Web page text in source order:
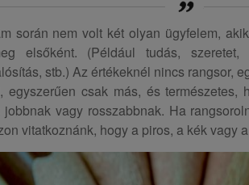
során nem volt két olyan ügyfelem,
elsőként. (Például tudás, szeretet,
stb.) Az értékeknél nincs rangsor,
egyszerűen csak más, és természetes,
jobbnak vagy rosszabbnak. Ha
vitatkoznánk, hogy a piros, a kék vagy